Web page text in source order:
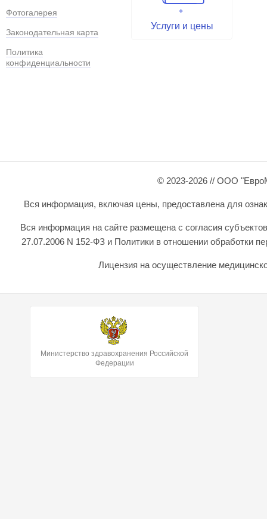
Фотогалерея
Законодательная карта
Политика
конфиденциальности
Услуги и цены
© 2023-2026 // ООО
Вся информация, включая цены, предоставлена для
Вся информация на сайте размещена с согласия
27.07.2006 N 152-ФЗ и Политики в отношении обработки
Лицензия на осуществление
Министерство здравохранения Российской
Федерации